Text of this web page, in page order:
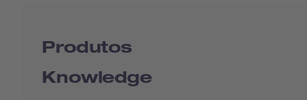
Produtos
Knowledge